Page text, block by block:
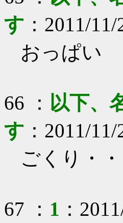
す ： 2011/
おっぱい
66 ： 以下、
す ： 2011/
ごくり・・
67 ： 1 ：